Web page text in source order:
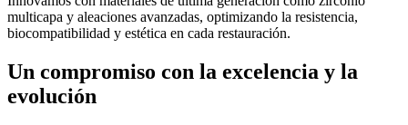
multicapa y aleaciones avanzadas, optimizando la resistencia,
biocompatibilidad y estética en cada restauración.
Un compromiso con la excelencia y la
evolución